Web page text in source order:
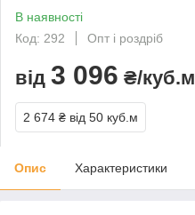
В наявності
Код: 292
Опт і роздріб
від 3 096 ₴/куб.м
2 674 ₴ від 50 куб.м
Опис Характеристики